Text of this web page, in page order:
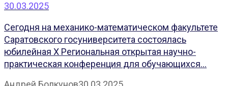
30.03.2025
Сегодня на механико-математическом факультете
Саратовского госуниверситета состоялась
юбилейная X Региональная открытая научно-
практическая конференция для обучающихся...